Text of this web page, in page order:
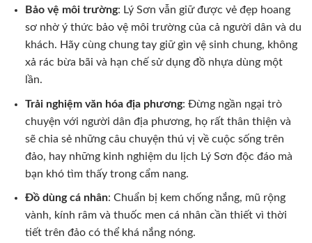
Bảo vệ môi trường: Lý Sơn vẫn giữ được vẻ đẹp hoang
sơ nhờ ý thức bảo vệ môi trường của cả người dân và du
khách. Hãy cùng chung tay giữ gìn vệ sinh chung, không
xả rác bừa bãi và hạn chế sử dụng đồ nhựa dùng một
lần.
Trải nghiệm văn hóa địa phương: Đừng ngần ngại trò
chuyện với người dân địa phương, họ rất thân thiện và
sẽ chia sẻ những câu chuyện thú vị về cuộc sống trên
đảo, hay những kinh nghiệm du lịch Lý Sơn độc đáo mà
bạn khó tìm thấy trong cẩm nang.
Đồ dùng cá nhân: Chuẩn bị kem chống nắng, mũ rộng
vành, kính râm và thuốc men cá nhân cần thiết vì thời
tiết trên đảo có thể khá nắng nóng.